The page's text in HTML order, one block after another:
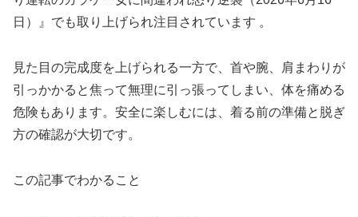
日）』でも取り上げられ注目されています 。
見た目の完成度を上げられる一方で、首や腕、肩まわりが
引っかかると焦って無理に引っ張ってしまい、体を痛める
危険もあります。安全に楽しむには、着る前の準備と脱ぎ
方の確認が大切です。
この記事でわかること